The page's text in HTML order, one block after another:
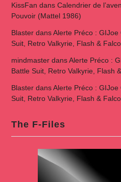
KissFan dans Calendrier de
Pouvoir (Mattel 1986)
BlasterdansAlerte Préco : GIJoe
Suit, Retro Valkyrie, Flash &
mindmasterdansAlerte Préco :
Battle Suit, Retro Valkyrie, Flash
BlasterdansAlerte Préco : GIJoe
Suit, Retro Valkyrie, Flash &
The F-Files